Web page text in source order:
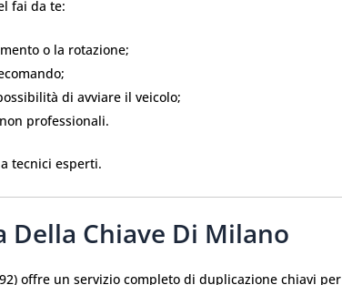
fai da te:
o la rotazione;
di avviare il veicolo;
professionali.
tecnici esperti.
Della Chiave Di Milano
offre un servizio completo di duplicazione chiavi per